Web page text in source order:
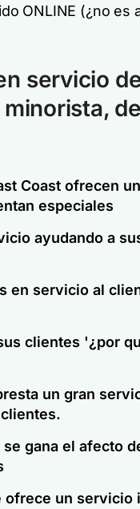
ONLINE (¿no es
servicio
Coast ofrecen
especiales
ayudando a
en servicio al
clientes '¿por
un gran
gana el afecto
ofrece un servicio